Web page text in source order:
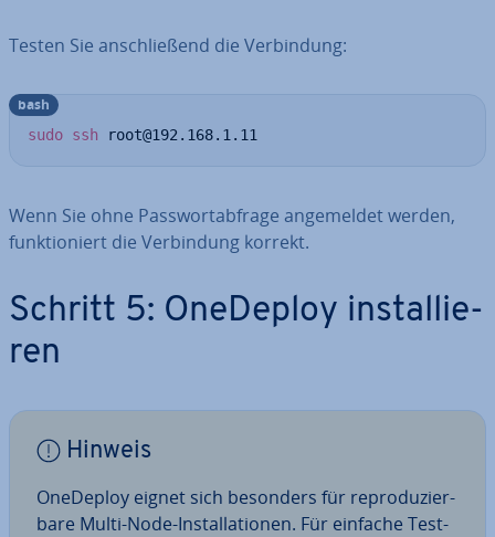
Testen Sie an­schlie­ßend die Ver­bin­dung:
sudo ssh root@192.168.1.11
bash
Wenn Sie ohne Pass­wort­ab­fra­ge an­ge­mel­det werden,
funk­tio­niert die Ver­bin­dung korrekt.
Schritt 5: OneDeploy in­stal­lie­
ren
Hinweis
OneDeploy eignet sich besonders für re­pro­du­zier­
ba­re Multi-Node-In­stal­la­tio­nen. Für einfache Test­